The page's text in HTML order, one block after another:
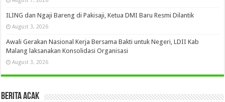
ILING dan Ngaji Bareng di Pakisaji, Ketua DMI Baru Resmi Dilantik
August 3, 2026
Awali Gerakan Nasional Kerja Bersama Bakti untuk Negeri, LDII Kab
Malang laksanakan Konsolidasi Organisasi
August 3, 2026
Berita Acak